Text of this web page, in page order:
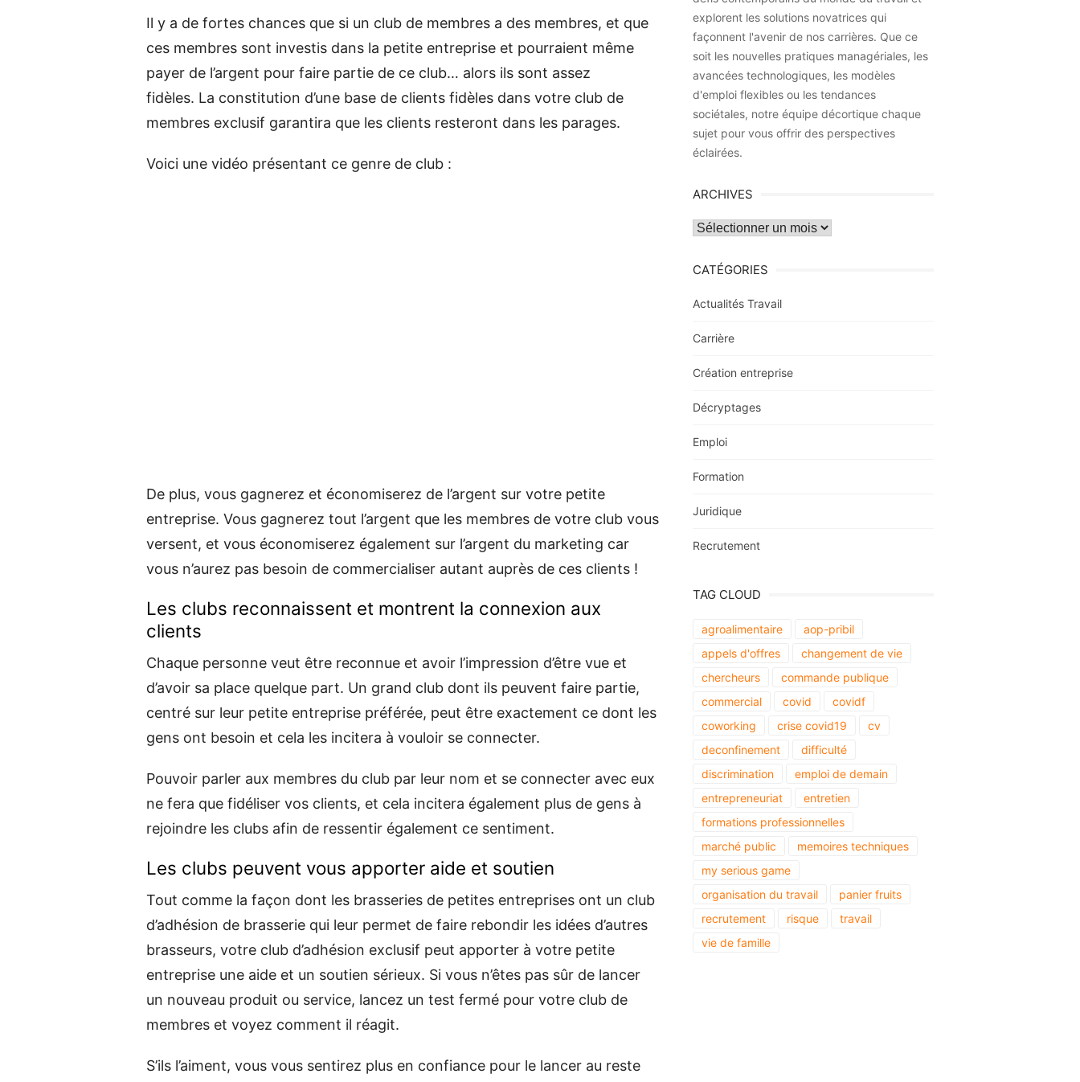
Il y a de fortes chances que si un club de membres a des membres, et que
ces membres sont investis dans la petite entreprise et pourraient même
payer de l’argent pour faire partie de ce club… alors ils sont assez
fidèles. La constitution d’une base de clients fidèles dans votre club de
membres exclusif garantira que les clients resteront dans les parages.
Voici une vidéo présentant ce genre de club :
De plus, vous gagnerez et économiserez de l’argent sur votre petite
entreprise. Vous gagnerez tout l’argent que les membres de votre club vous
versent, et vous économiserez également sur l’argent du marketing car
vous n’aurez pas besoin de commercialiser autant auprès de ces clients !
Les clubs reconnaissent et montrent la connexion aux
clients
Chaque personne veut être reconnue et avoir l’impression d’être vue et
d’avoir sa place quelque part. Un grand club dont ils peuvent faire partie,
centré sur leur petite entreprise préférée, peut être exactement ce dont les
gens ont besoin et cela les incitera à vouloir se connecter.
Pouvoir parler aux membres du club par leur nom et se connecter avec eux
ne fera que fidéliser vos clients, et cela incitera également plus de gens à
rejoindre les clubs afin de ressentir également ce sentiment.
Les clubs peuvent vous apporter aide et soutien
Tout comme la façon dont les brasseries de petites entreprises ont un club
d’adhésion de brasserie qui leur permet de faire rebondir les idées d’autres
brasseurs, votre club d’adhésion exclusif peut apporter à votre petite
entreprise une aide et un soutien sérieux. Si vous n’êtes pas sûr de lancer
un nouveau produit ou service, lancez un test fermé pour votre club de
membres et voyez comment il réagit.
S’ils l’aiment, vous vous sentirez plus en confiance pour le lancer au reste
explorent les solutions novatrices qui
façonnent l'avenir de nos carrières. Que ce
soit les nouvelles pratiques managériales, les
avancées technologiques, les modèles
d'emploi flexibles ou les tendances
sociétales, notre équipe décortique chaque
sujet pour vous offrir des perspectives
éclairées.
ARCHIVES
Archives
CATÉGORIES
Actualités Travail
Carrière
Création entreprise
Décryptages
Emploi
Formation
Juridique
Recrutement
TAG CLOUD
agroalimentaire
aop-pribil
appels d'offres
changement de vie
chercheurs
commande publique
commercial
covid
covidf
coworking
crise covid19
cv
deconfinement
difficulté
discrimination
emploi de demain
entrepreneuriat
entretien
formations professionnelles
marché public
memoires techniques
my serious game
organisation du travail
panier fruits
recrutement
risque
travail
vie de famille